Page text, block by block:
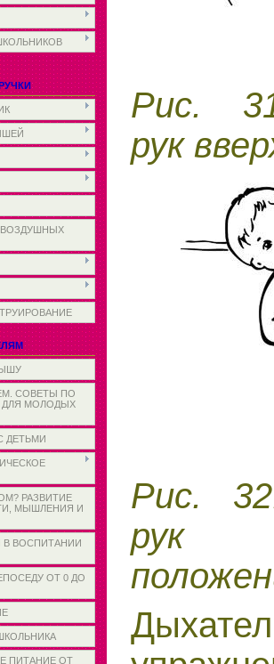
СОВЕТЫ ПО
ДЛЯ МОЛОДЫХ
ДЕТЬМИ
РАЗВИТИЕ
МЫШЛЕНИЯ И
ВОСПИТАНИИ
ОТ 0 ДО
ПИТАНИЕ ОТ
Рис.
рук
Рис.
рук